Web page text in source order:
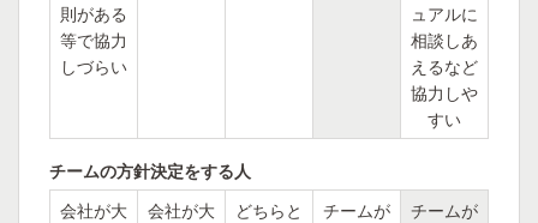
則がある
等で協力
しづらい
ュアルに
相談しあ
えるなど
協力しや
すい
チームの方針決定をする人
会社が大
会社が大
どちらと
チームが
チームが